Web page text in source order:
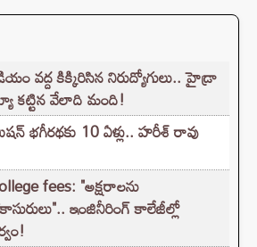
వద్ద కిక్కిరిసిన నిరుద్యోగులు.. హైడ్రా
కట్టిన వేలాది మంది!
భగీరథకు 10 ఏళ్లు.. హరీశ్ రావు
fees: "అక్షరాలను
ఇంజినీరింగ్ కాలేజీల్లో